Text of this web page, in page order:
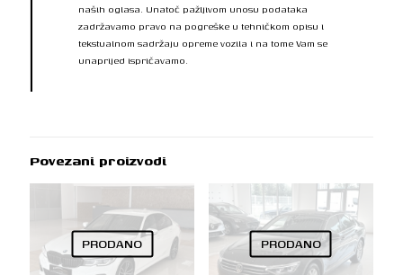
naših oglasa. Unatoč pažljivom unosu podataka
zadržavamo pravo na pogreške u tehničkom opisu i
tekstualnom sadržaju opreme vozila i na tome Vam se
unaprijed ispričavamo.
Povezani proizvodi
PRODANO PRODANO